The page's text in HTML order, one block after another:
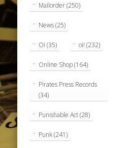
Mailorder(250)
News(25)
Oi (35) oi! (232)
Online Shop(164)
Pirates Press Records
(34)
Punishable Act(28)
Punk(241)